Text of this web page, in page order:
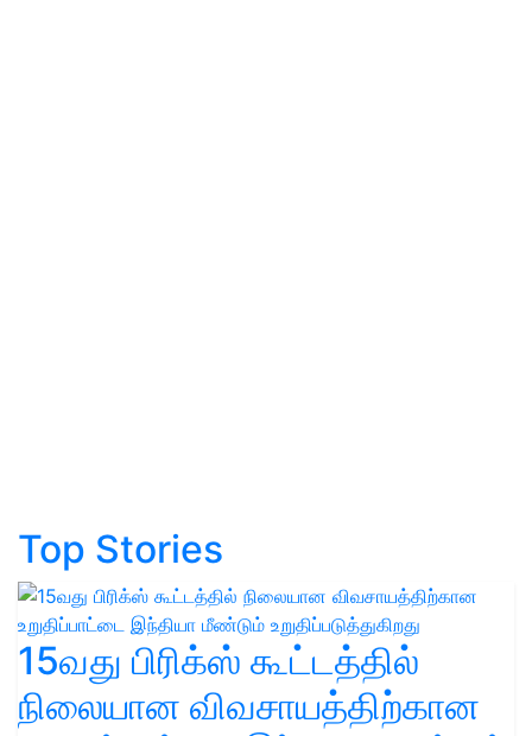
Top Stories
15வது பிரிக்ஸ் கூட்டத்தில்
நிலையான விவசாயத்திற்கான